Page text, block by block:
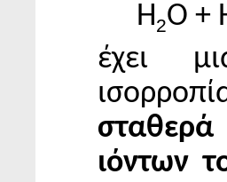
H2O +
έχει
σταθερά
ιόντων